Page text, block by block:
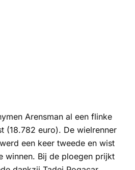
Arensman al een flinke
(18.782 euro). De wielrenner
een keer tweede en wist
winnen. Bij de ploegen prijkt